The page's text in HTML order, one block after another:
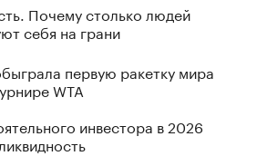
Почему столько людей
себя на грани
первую ракетку мира
WTA
инвестора в 2026